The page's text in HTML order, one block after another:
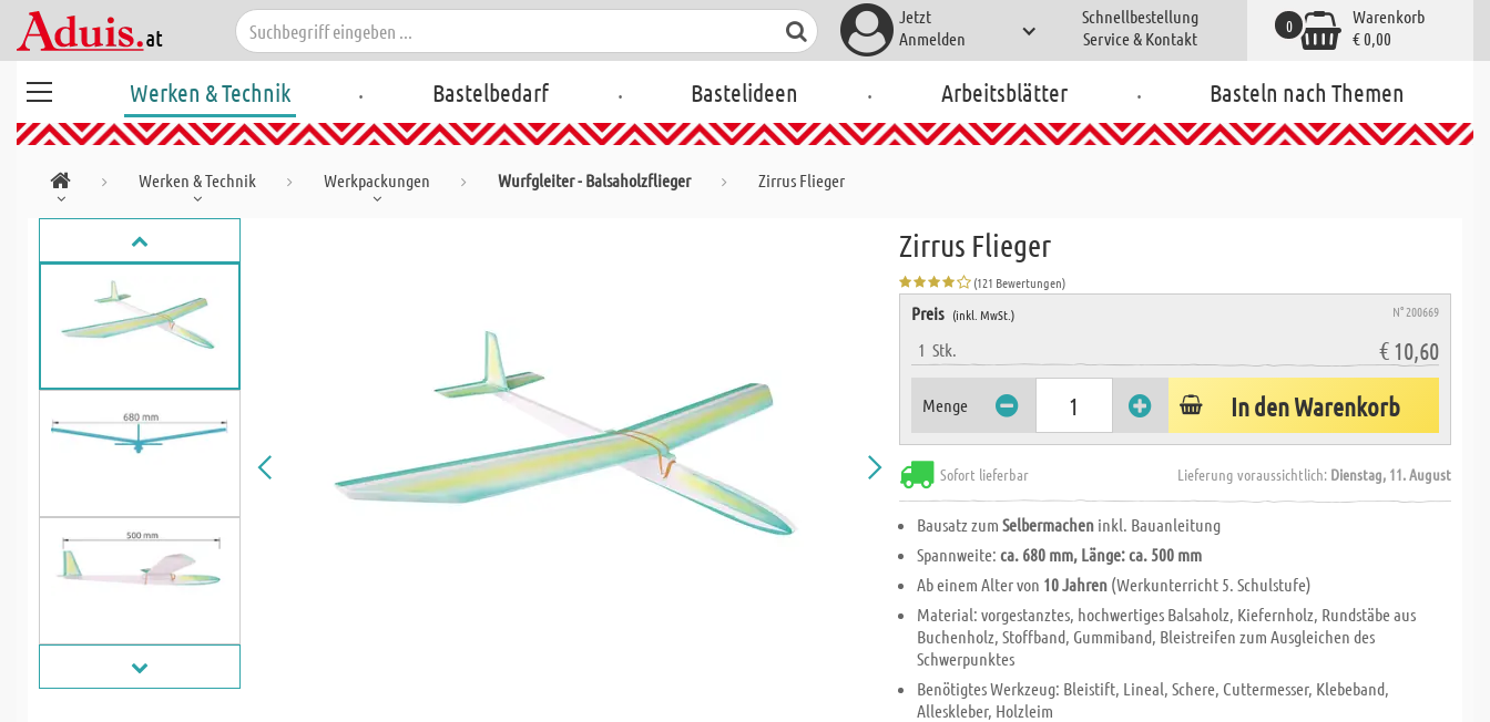
Jetzt
Anmelden
Schnellbestellung
Service & Kontakt
Warenkorb
€ 0,00
0
Werken & Technik . Bastelbedarf . Bastelideen . Arbeitsblätter . Basteln nach Themen
Werken & Technik Werkpackungen Wurfgleiter - Balsaholzflieger Zirrus Flieger
Zirrus Flieger
(121 Bewertungen)
Preis (inkl. MwSt.) N° 200669
1Stk. € 10,60
Menge In den Warenkorb
Sofort lieferbar Lieferung voraussichtlich: Dienstag, 11. August
Bausatz zum Selbermachen inkl. Bauanleitung
Spannweite: ca. 680 mm, Länge: ca. 500 mm
Ab einem Alter von 10 Jahren (Werkunterricht 5. Schulstufe)
Material: vorgestanztes, hochwertiges Balsaholz, Kiefernholz, Rundstäbe aus
Buchenholz, Stoffband, Gummiband, Bleistreifen zum Ausgleichen des
Schwerpunktes
Benötigtes Werkzeug: Bleistift, Lineal, Schere, Cuttermesser, Klebeband,
Alleskleber, Holzleim